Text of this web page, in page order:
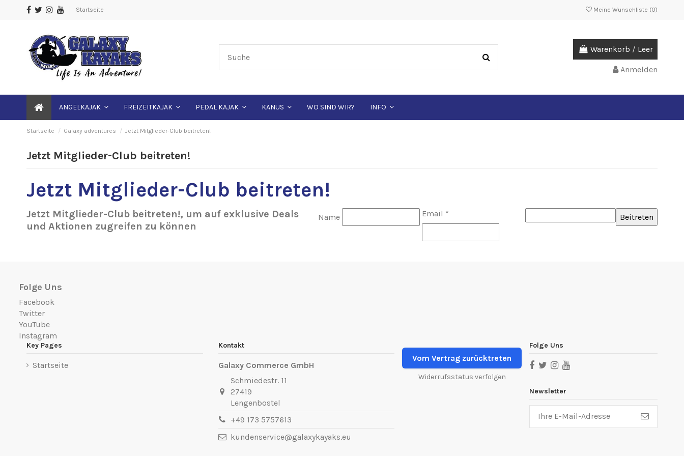
Startseite Meine Wunschliste (0)
Warenkorb / Leer
Anmelden
ANGELKAJAK FREIZEITKAJAK PEDAL KAJAK KANUS WO SIND WIR? INFO
Startseite Galaxy adventures Jetzt Mitglieder-Club beitreten!
Jetzt Mitglieder-Club beitreten!
Jetzt Mitglieder-Club beitreten!
Jetzt Mitglieder-Club beitreten!, um auf exklusive Deals
und Aktionen zugreifen zu können
Name Email *
Folge Uns
Facebook
Twitter
YouTube
Instagram
Key Pages
Startseite
Kontakt
Galaxy Commerce GmbH
Schmiedestr. 11
27419
Lengenbostel
+49 173 5757613
kundenservice@galaxykayaks.eu
Vom Vertrag zurücktreten
Widerrufsstatus verfolgen
Folge Uns
Newsletter